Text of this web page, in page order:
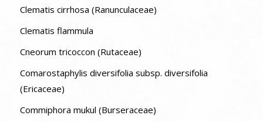
Clematis cirrhosa (Ranunculaceae)
Clematis flammula
Cneorum tricoccon (Rutaceae)
Comarostaphylis diversifolia subsp. diversifolia
(Ericaceae)
Commiphora mukul (Burseraceae)